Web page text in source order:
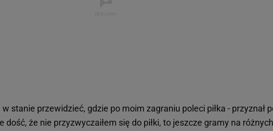
stanie przewidzieć, gdzie po moim zagraniu poleci piłka - przyznał
dość, że nie przyzwyczaiłem się do piłki, to jeszcze gramy na różnych